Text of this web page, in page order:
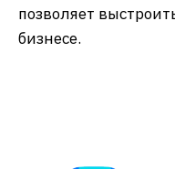
позволяет
бизнесе.